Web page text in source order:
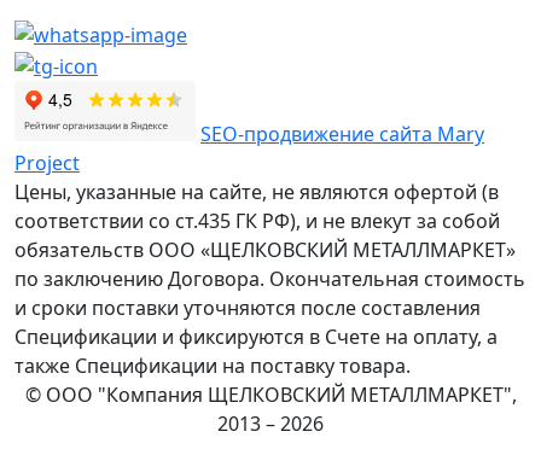
SEO-продвижение сайта Mary
Project
Цены, указанные на сайте, не являются офертой (в
соответствии со ст.435 ГК РФ), и не влекут за собой
обязательств ООО «ЩЕЛКОВСКИЙ МЕТАЛЛМАРКЕТ»
по заключению Договора. Окончательная стоимость
и сроки поставки уточняются после составления
Спецификации и фиксируются в Счете на оплату, а
также Спецификации на поставку товара.
© ООО "Компания ЩЕЛКОВСКИЙ МЕТАЛЛМАРКЕТ",
2013 – 2026